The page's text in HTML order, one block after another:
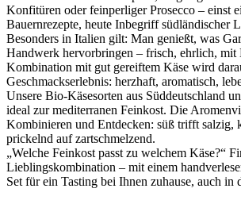
Konfitüren oder feinperliger Prosecco – einst
Bauernrezepte, heute Inbegriff südländischer
Besonders in Italien gilt: Man genießt, was
Handwerk hervorbringen – frisch, ehrlich, mit
Kombination mit gut gereiftem Käse wird
Geschmackserlebnis: herzhaft, aromatisch,
Unsere Bio-Käsesorten aus Süddeutschland
ideal zur mediterranen Feinkost. Die
Kombinieren und Entdecken: süß trifft salzig,
prickelnd auf zartschmelzend.
„Welche Feinkost passt zu welchem Käse?“
Lieblingskombination – mit einem
Set für ein Tasting bei Ihnen zuhause, auch in